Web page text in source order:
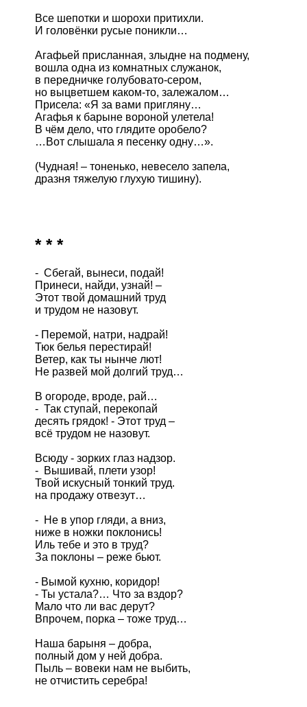
Все шепотки и шорохи притихли.
И головёнки русые поникли…
Агафьей присланная, злыдне на подмену,
вошла одна из комнатных служанок,
в передничке голубовато-сером,
но выцветшем каком-то, залежалом…
Присела: «Я за вами пригляну…
Агафья к барыне вороной улетела!
В чём дело, что глядите оробело?
…Вот слышала я песенку одну…».
(Чудная! – тоненько, невесело запела,
дразня тяжелую глухую тишину).
* * *
-  Сбегай, вынеси, подай!
Принеси, найди, узнай! –
Этот твой домашний труд
и трудом не назовут.
- Перемой, натри, надрай!
Тюк белья перестирай!
Ветер, как ты нынче лют!
Не развей мой долгий труд…
В огороде, вроде, рай…
-  Так ступай, перекопай
десять грядок! - Этот труд –
всё трудом не назовут.
Всюду - зорких глаз надзор.
-  Вышивай, плети узор!
Твой искусный тонкий труд.
на продажу отвезут…
-  Не в упор гляди, а вниз,
ниже в ножки поклонись!
Иль тебе и это в труд?
За поклоны – реже бьют.
- Вымой кухню, коридор!
- Ты устала?… Что за вздор?
Мало что ли вас дерут?
Впрочем, порка – тоже труд…
Наша барыня – добра,
полный дом у ней добра.
Пыль – вовеки нам не выбить,
не отчистить серебра!